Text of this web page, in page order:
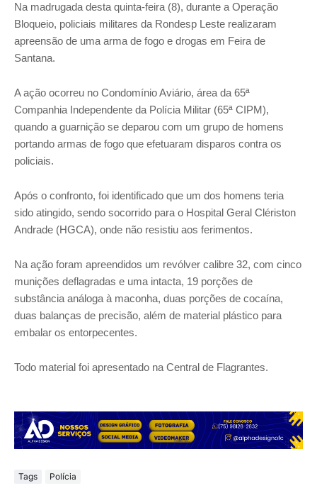
Na madrugada desta quinta-feira (8), durante a Operação
Bloqueio, policiais militares da Rondesp Leste realizaram
apreensão de uma arma de fogo e drogas em Feira de
Santana.
A ação ocorreu no Condomínio Aviário, área da 65ª
Companhia Independente da Polícia Militar (65ª CIPM),
quando a guarnição se deparou com um grupo de homens
portando armas de fogo que efetuaram disparos contra os
policiais.
Após o confronto, foi identificado que um dos homens teria
sido atingido, sendo socorrido para o Hospital Geral Clériston
Andrade (HGCA), onde não resistiu aos ferimentos.
Na ação foram apreendidos um revólver calibre 32, com cinco
munições deflagradas e uma intacta, 19 porções de
substância análoga à maconha, duas porções de cocaína,
duas balanças de precisão, além de material plástico para
embalar os entorpecentes.
Todo material foi apresentado na Central de Flagrantes.
Tags Polícia